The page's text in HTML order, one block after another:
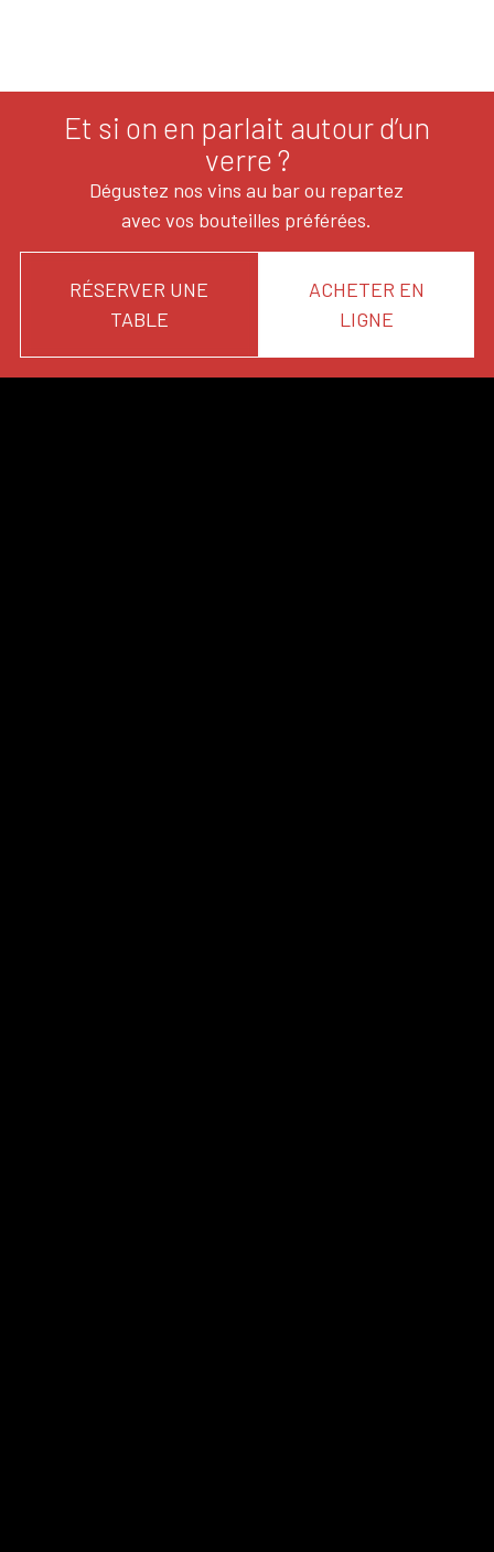
Et si on en parlait autour d’un
verre ?
Dégustez nos vins au bar ou repartez
avec vos bouteilles préférées.
RÉSERVER UNE
TABLE
ACHETER EN
LIGNE